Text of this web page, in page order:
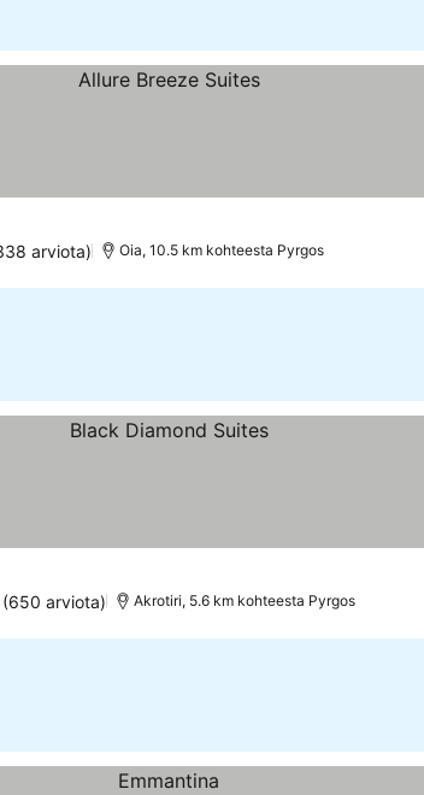
arviota) Oia, 10.5 km kohteesta Pyrgos
(650 arviota) Akrotiri, 5.6 km kohteesta Pyrgos